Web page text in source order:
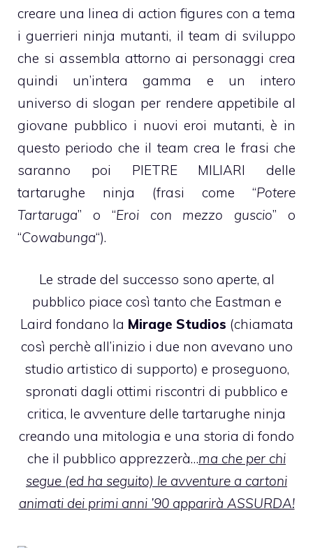
creare una linea di action figures con a tema
i guerrieri ninja mutanti, il team di sviluppo
che si assembla attorno ai personaggi crea
quindi un’intera gamma e un intero
universo di slogan per rendere appetibile al
giovane pubblico i nuovi eroi mutanti, è in
questo periodo che il team crea le frasi che
saranno poi PIETRE MILIARI delle
tartarughe ninja (frasi come “Potere
Tartaruga” o “Eroi con mezzo guscio” o
“Cowabunga“).
Le strade del successo sono aperte, al
pubblico piace così tanto che Eastman e
Laird fondano la Mirage Studios (chiamata
così perchè all’inizio i due non avevano uno
studio artistico di supporto) e proseguono,
spronati dagli ottimi riscontri di pubblico e
critica, le avventure delle tartarughe ninja
creando una mitologia e una storia di fondo
che il pubblico apprezzerà…ma che per chi
segue (ed ha seguito) le avventure a cartoni
animati dei primi anni ’90 apparirà ASSURDA!